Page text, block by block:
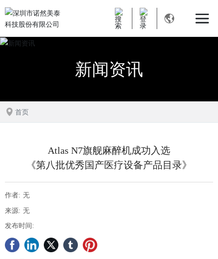
新闻资讯
首页
Atlas N7旗舰麻醉机成功入选
《第八批优秀国产医疗设备产品目录》
作者: 无
来源: 无
发布时间: